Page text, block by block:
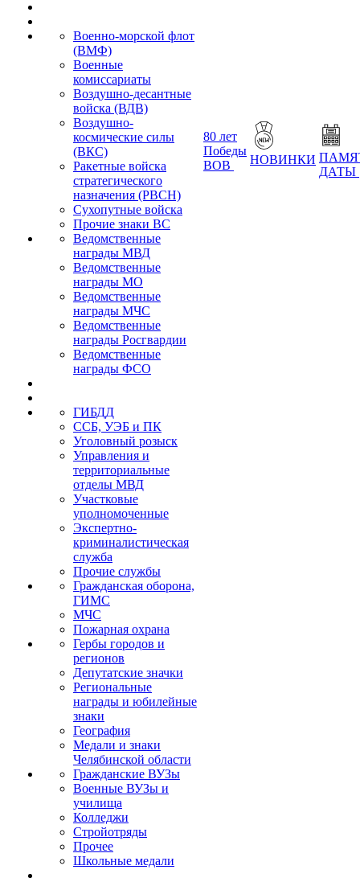
Военно-морской флот
(ВМФ)
Военные
комиссариаты
Воздушно-десантные
войска (ВДВ)
Воздушно-
космические силы
(ВКС)
Ракетные войска
стратегического
назначения (РВСН)
Сухопутные войска
Прочие знаки ВС
Ведомственные
награды МВД
Ведомственные
награды МО
Ведомственные
награды МЧС
Ведомственные
награды Росгвардии
Ведомственные
награды ФСО
ГИБДД
ССБ, УЭБ и ПК
Уголовный розыск
Управления и
территориальные
отделы МВД
Участковые
уполномоченные
Экспертно-
криминалистическая
служба
Прочие службы
Гражданская оборона,
ГИМС
МЧС
Пожарная охрана
Гербы городов и
регионов
Депутатские значки
Региональные
награды и юбилейные
знаки
География
Медали и знаки
Челябинской области
Гражданские ВУЗы
Военные ВУЗы и
училища
Колледжи
Стройотряды
Прочее
Школьные медали
80 лет
Победы
ВОВ
НОВИНКИ
ДАТЫ